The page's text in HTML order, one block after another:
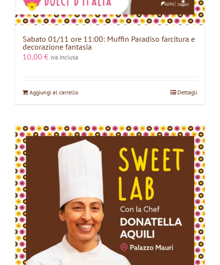
Sabato 01/11 ore 11:00: Muffin Paradiso farcitura e
decorazione fantasia
10,00 € iva inclusa
Aggiungi al carrello Dettagli